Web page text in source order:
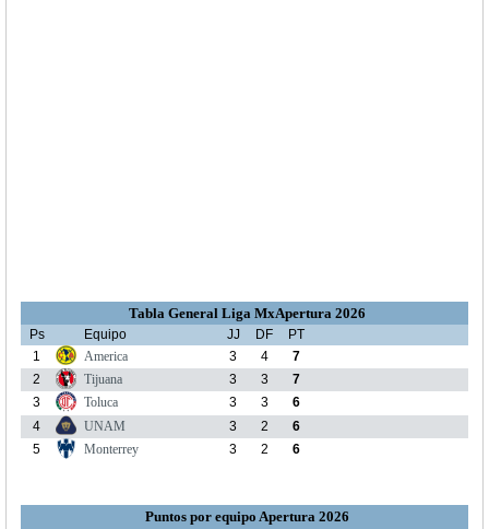
Tabla General Liga MxApertura 2026
Ps Equipo JJ DF
PT
1
America 3 4
7
2
Tijuana 3 3
7
3
Toluca 3 3
6
4
UNAM 3 2
6
5
Monterrey 3 2 6
Puntos por equipo Apertura 2026